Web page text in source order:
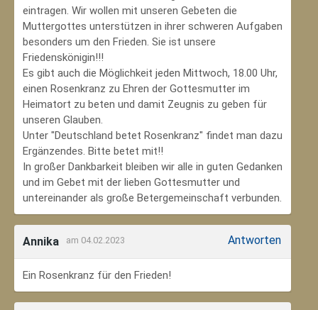
eintragen. Wir wollen mit unseren Gebeten die
Muttergottes unterstützen in ihrer schweren Aufgaben
besonders um den Frieden. Sie ist unsere
Friedenskönigin!!!
Es gibt auch die Möglichkeit jeden Mittwoch, 18.00 Uhr,
einen Rosenkranz zu Ehren der Gottesmutter im
Heimatort zu beten und damit Zeugnis zu geben für
unseren Glauben.
Unter "Deutschland betet Rosenkranz" findet man dazu
Ergänzendes. Bitte betet mit!!
In großer Dankbarkeit bleiben wir alle in guten Gedanken
und im Gebet mit der lieben Gottesmutter und
untereinander als große Betergemeinschaft verbunden.
Annika am 04.02.2023 Antworten
Ein Rosenkranz für den Frieden!